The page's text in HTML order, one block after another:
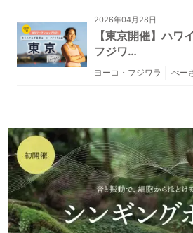
2026年04月28日
【東京開催】ハワ
フジワ…
ヨーコ・フジワラ べー